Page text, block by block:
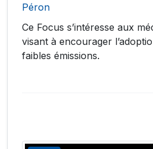
Péron
Ce Focus s’intéresse aux
visant à encourager
faibles émissions.